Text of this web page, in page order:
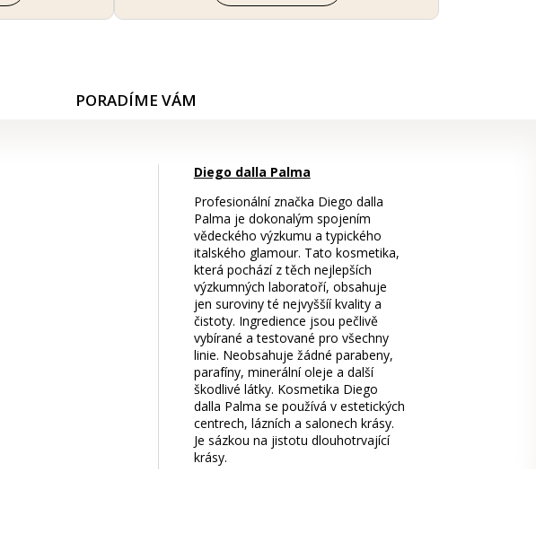
PORADÍME VÁM
Diego dalla Palma
Profesionální značka Diego dalla
Palma je dokonalým spojením
vědeckého výzkumu a typického
italského glamour. Tato kosmetika,
která pochází z těch nejlepších
výzkumných laboratoří, obsahuje
jen suroviny té nejvyššíí kvality a
čistoty. Ingredience jsou pečlivě
vybírané a testované pro všechny
linie. Neobsahuje žádné parabeny,
parafíny, minerální oleje a další
škodlivé látky. Kosmetika Diego
dalla Palma se používá v estetických
centrech, lázních a salonech krásy.
Je sázkou na jistotu dlouhotrvající
krásy.